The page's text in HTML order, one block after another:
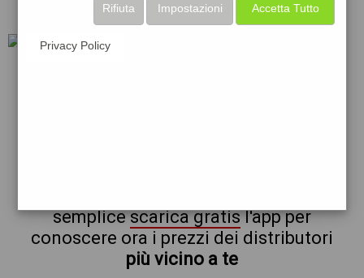
q8 shell
semplicescarica gratisl'app per
conoscere ora i prezzi dei distributori
più vicino a te
Accetta Tutto
Impostazioni
Rifiuta
Privacy Policy